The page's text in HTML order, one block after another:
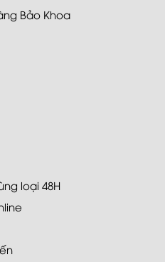
Bảo Khoa
loại 48H